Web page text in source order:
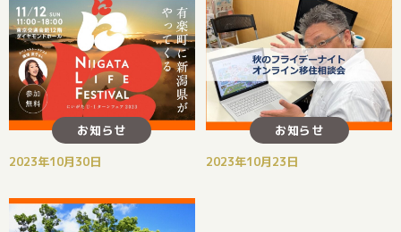
お知らせ
2023年10月30日
お知らせ
2023年10月23日